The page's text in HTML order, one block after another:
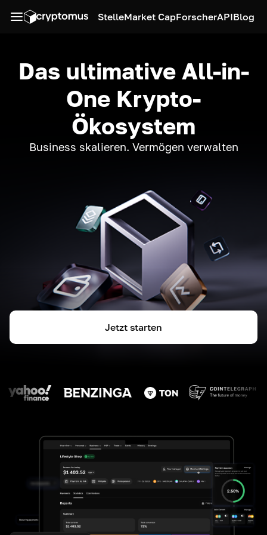
StelleMarket CapForscherAPIBlog
Das ultimative All-in-
One Krypto-
Ökosystem
Business skalieren. Vermögen verwalten
Jetzt starten